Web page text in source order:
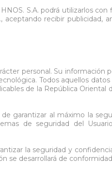
S.A. podrá utilizarlos
recibir publicidad,
personal. Su información
Todos aquellos datos
de la República Oriental
garantizar al máximo la
de seguridad del
la seguridad y
se desarrollará de